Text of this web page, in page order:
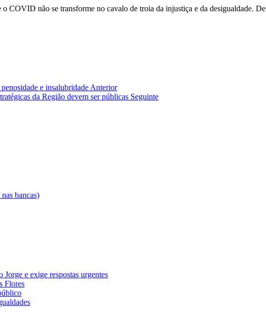
COVID não se transforme no cavalo de troia da injustiça e da desigualdade.
e insalubridadeAnterior
da Região devem ser públicas Seguinte
e exige respostas urgentes
Flores